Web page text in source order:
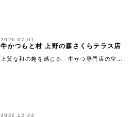
2026.07.01
牛かつもと村 上野の森さくらテラス店
上質な和の趣を感じる、牛かつ専門店の空…
2022.12.24